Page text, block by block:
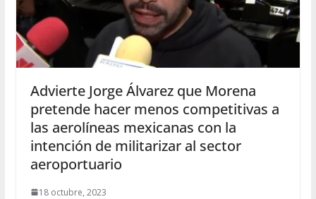
Advierte Jorge Álvarez que Morena
pretende hacer menos competitivas a
las aerolíneas mexicanas con la
intención de militarizar al sector
aeroportuario
18 octubre, 2023